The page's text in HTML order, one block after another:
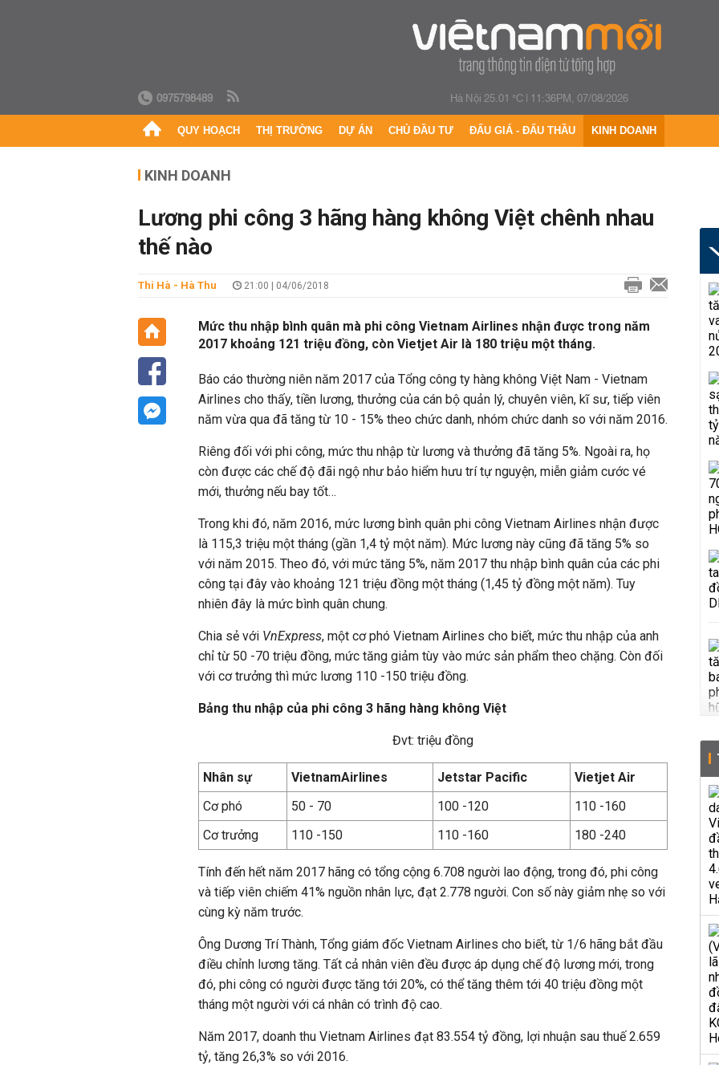
0975798489 Hà Nội 25.01 °C| 11:36PM, 07/08/2026
QUY HOẠCH THỊ TRƯỜNG DỰ ÁN CHỦ ĐẦU TƯ ĐẤU GIÁ - ĐẤU THẦU KINH DOANH
KINH DOANH
Lương phi công 3 hãng hàng không Việt chênh nhau
thế nào
Thi Hà - Hà Thu 21:00 | 04/06/2018
Mức thu nhập bình quân mà phi công Vietnam Airlines nhận được trong năm
2017 khoảng 121 triệu đồng, còn Vietjet Air là 180 triệu một tháng.
Báo cáo thường niên năm 2017 của Tổng công ty hàng không Việt Nam - Vietnam
Airlines cho thấy, tiền lương, thưởng của cán bộ quản lý, chuyên viên, kĩ sư, tiếp viên
năm vừa qua đã tăng từ 10 - 15% theo chức danh, nhóm chức danh so với năm 2016.
Riêng đối với phi công, mức thu nhập từ lương và thưởng đã tăng 5%. Ngoài ra, họ
còn được các chế độ đãi ngộ như bảo hiểm hưu trí tự nguyện, miễn giảm cước vé
mới, thưởng nếu bay tốt…
Trong khi đó, năm 2016, mức lương bình quân phi công Vietnam Airlines nhận được
là 115,3 triệu một tháng (gần 1,4 tỷ một năm). Mức lương này cũng đã tăng 5% so
với năm 2015. Theo đó, với mức tăng 5%, năm 2017 thu nhập bình quân của các phi
công tại đây vào khoảng 121 triệu đồng một tháng (1,45 tỷ đồng một năm). Tuy
nhiên đây là mức bình quân chung.
Chia sẻ với VnExpress, một cơ phó Vietnam Airlines cho biết, mức thu nhập của anh
chỉ từ 50 -70 triệu đồng, mức tăng giảm tùy vào mức sản phẩm theo chặng. Còn đối
với cơ trưởng thì mức lương 110 -150 triệu đồng.
Bảng thu nhập của phi công 3 hãng hàng không Việt
Đvt: triệu đồng
Nhân sự VietnamAirlines Jetstar Pacific
Vietjet Air
Cơ phó
50 - 70 100 -120
110 -160
Cơ trưởng
110 -150 110 -160 180 -240
Tính đến hết năm 2017 hãng có tổng cộng 6.708 người lao động, trong đó, phi công
và tiếp viên chiếm 41% nguồn nhân lực, đạt 2.778 người. Con số này giảm nhẹ so với
cùng kỳ năm trước.
Ông Dương Trí Thành, Tổng giám đốc Vietnam Airlines cho biết, từ 1/6 hãng bắt đầu
điều chỉnh lương tăng. Tất cả nhân viên đều được áp dụng chế độ lương mới, trong
đó, phi công có người được tăng tới 20%, có thể tăng thêm tới 40 triệu đồng một
tháng một người với cá nhân có trình độ cao.
Năm 2017, doanh thu Vietnam Airlines đạt 83.554 tỷ đồng, lợi nhuận sau thuế 2.659
tỷ, tăng 26,3% so với 2016.